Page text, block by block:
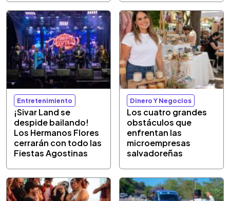
Entretenimiento
¡Sivar Land se
despide bailando!
Los Hermanos Flores
cerrarán con todo las
Fiestas Agostinas
Dinero Y Negocios
Los cuatro grandes
obstáculos que
enfrentan las
microempresas
salvadoreñas